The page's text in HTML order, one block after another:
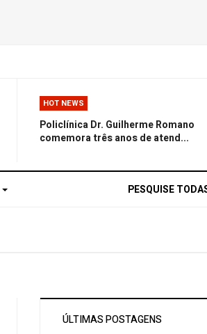
HOT NEWS
Policlínica Dr. Guilherme Romano
comemora três anos de atend...
PESQUISE
ÚLTIMAS POSTAGENS